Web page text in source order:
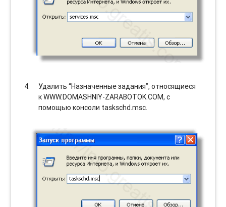
Удалить “Назначенные задания”, относящиеся
к WWW.DOMASHNIY-ZARABOTOK.COM, с
помощью консоли taskschd.msc.